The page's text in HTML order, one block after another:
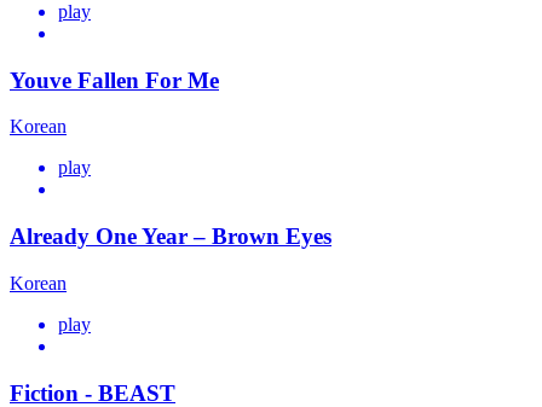
play
Youve Fallen For Me
Korean
play
Already One Year – Brown Eyes
Korean
play
Fiction - BEAST